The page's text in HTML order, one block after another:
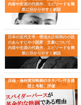
内容や生涯の代表作、エピソードを簡
単に分かりやすく解説
日本の近代文学・明治大正昭和の小説
のあらすじや小説家・文豪について、
内容や生涯の代表作、エピソードを簡
単に分かりやすく解説
洋画・海外実写映画のネタバレ付き感
想と考察、評価